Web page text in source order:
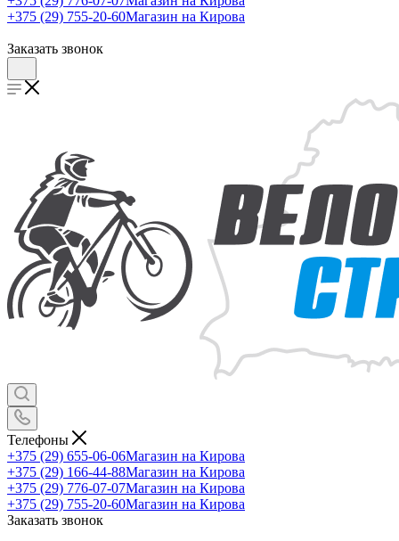
+375 (29) 755-20-60Магазин на Кирова
Заказать звонок
Телефоны
+375 (29) 655-06-06Магазин на Кирова
+375 (29) 166-44-88Магазин на Кирова
+375 (29) 776-07-07Магазин на Кирова
+375 (29) 755-20-60Магазин на Кирова
Заказать звонок